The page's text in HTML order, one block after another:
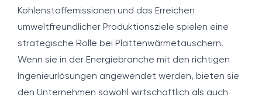
Kohlenstoffemissionen und das Erreichen
umweltfreundlicher Produktionsziele spielen eine
strategische Rolle bei Plattenwärmetauschern.
Wenn sie in der Energiebranche mit den richtigen
Ingenieurlösungen angewendet werden, bieten sie
den Unternehmen sowohl wirtschaftlich als auch